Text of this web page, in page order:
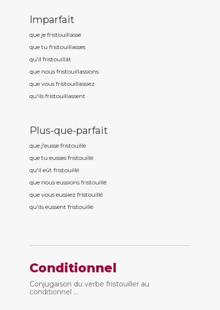
Imparfait
que je fristouillasse
que tu fristouillasses
qu'il fristouillât
que nous fristouillassions
que vous fristouillassiez
qu'ils fristouillassent
Plus-que-parfait
que j'eusse fristouillé
que tu eusses fristouillé
qu'il eût fristouillé
que nous eussions fristouillé
que vous eussiez fristouillé
qu'ils eussent fristouillé
Conditionnel
Conjugaison du verbe fristouiller au
conditionnel ...